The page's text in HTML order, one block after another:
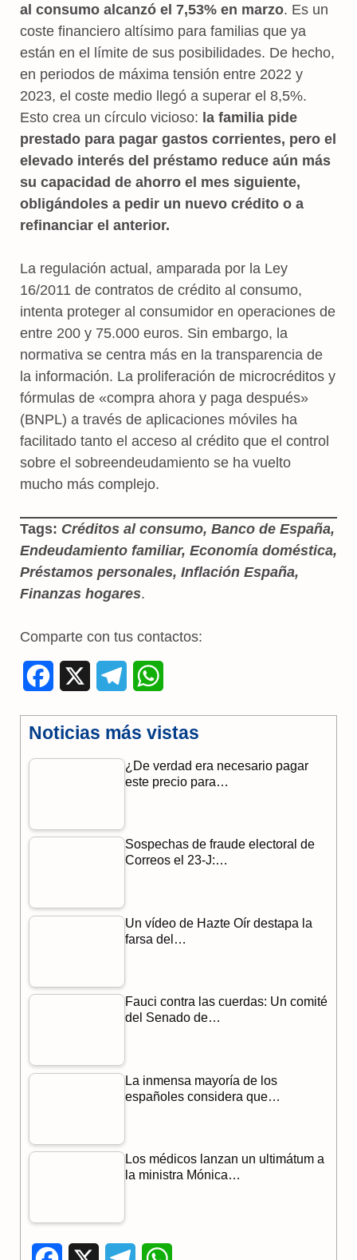
al consumo alcanzó el 7,53% en marzo. Es un
coste financiero altísimo para familias que ya
están en el límite de sus posibilidades. De hecho,
en periodos de máxima tensión entre 2022 y
2023, el coste medio llegó a superar el 8,5%.
Esto crea un círculo vicioso: la familia pide
prestado para pagar gastos corrientes, pero el
elevado interés del préstamo reduce aún más
su capacidad de ahorro el mes siguiente,
obligándoles a pedir un nuevo crédito o a
refinanciar el anterior.
La regulación actual, amparada por la Ley
16/2011 de contratos de crédito al consumo,
intenta proteger al consumidor en operaciones de
entre 200 y 75.000 euros. Sin embargo, la
normativa se centra más en la transparencia de
la información. La proliferación de microcréditos y
fórmulas de «compra ahora y paga después»
(BNPL) a través de aplicaciones móviles ha
facilitado tanto el acceso al crédito que el control
sobre el sobreendeudamiento se ha vuelto
mucho más complejo.
Tags: Créditos al consumo, Banco de España,
Endeudamiento familiar, Economía doméstica,
Préstamos personales, Inflación España,
Finanzas hogares.
Comparte con tus contactos:
c
o
l
e
a
a
t
p
Noticias más vistas
¿De verdad era necesario pagar
este precio para…
Sospechas de fraude electoral de
Correos el 23-J:…
Un vídeo de Hazte Oír destapa la
farsa del…
Fauci contra las cuerdas: Un comité
del Senado de…
La inmensa mayoría de los
españoles considera que…
Los médicos lanzan un ultimátum a
la ministra Mónica…